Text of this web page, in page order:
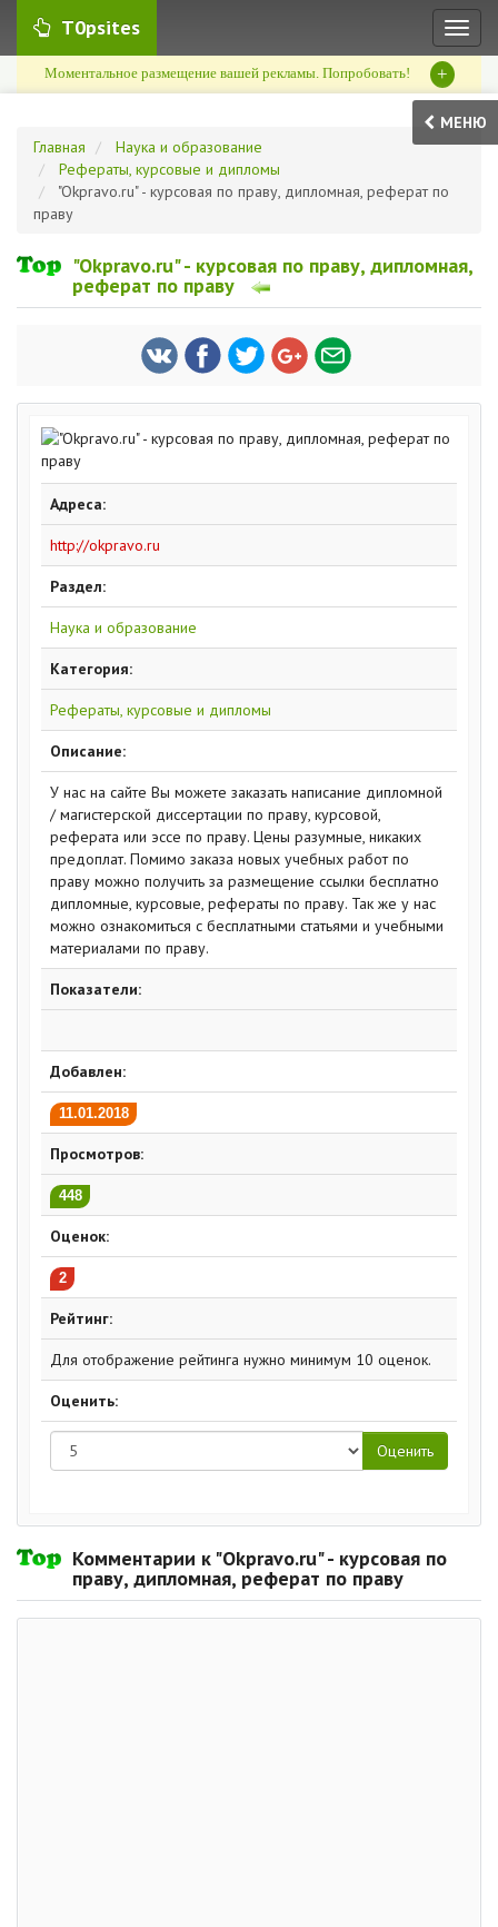
T0psites
Моментальное размещение вашей рекламы. Попробовать! +
МЕНЮ
Главная
Наука и образование
Рефераты, курсовые и дипломы
"Okpravo.ru" - курсовая по праву, дипломная, реферат по
праву
"Okpravo.ru" - курсовая по праву, дипломная,
реферат по праву
Адреса:
http://okpravo.ru
Раздел:
Наука и образование
Категория:
Рефераты, курсовые и дипломы
Описание:
У нас на сайте Вы можете заказать написание дипломной
/ магистерской диссертации по праву, курсовой,
реферата или эссе по праву. Цены разумные, никаких
предоплат. Помимо заказа новых учебных работ по
праву можно получить за размещение ссылки бесплатно
дипломные, курсовые, рефераты по праву. Так же у нас
можно ознакомиться с бесплатными статьями и учебными
материалами по праву.
Показатели:
Добавлен:
11.01.2018
Просмотров:
448
Оценок:
2
Рейтинг:
Для отображение рейтинга нужно минимум 10 оценок.
Оценить:
Комментарии к "Okpravo.ru" - курсовая по
праву, дипломная, реферат по праву